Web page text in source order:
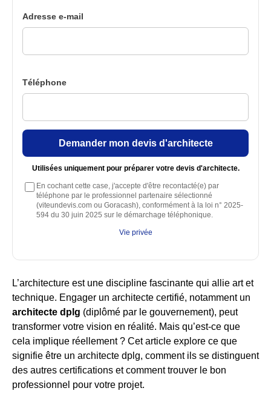
Adresse e-mail
Téléphone
Demander mon devis d'architecte
Utilisées uniquement pour préparer votre devis d'architecte.
En cochant cette case, j'accepte d'être recontacté(e) par
téléphone par le professionnel partenaire sélectionné
(viteundevis.com ou Goracash), conformément à la loi n° 2025-
594 du 30 juin 2025 sur le démarchage téléphonique.
Vie privée
L’architecture est une discipline fascinante qui allie art et
technique. Engager un architecte certifié, notamment un
architecte dplg (diplômé par le gouvernement), peut
transformer votre vision en réalité. Mais qu’est-ce que
cela implique réellement ? Cet article explore ce que
signifie être un architecte dplg, comment ils se distinguent
des autres certifications et comment trouver le bon
professionnel pour votre projet.